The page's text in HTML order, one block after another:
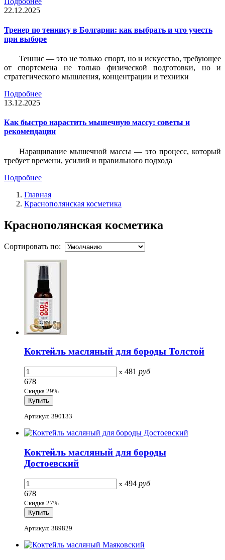
22.12.2025
Тренер по теннису в Болгарии: как выбрать и что учесть
при выборе
Теннис — это не только спорт, но и искусство, требующее
от спортсмена не только физической подготовки, но и
стратегического мышления, концентрации и техники
Подробнее
13.12.2025
Как быстро нарастить мышечную массу: советы и
рекомендации
Наращивание мышечной массы — это процесс, который
требует времени, усилий и правильного подхода
Подробнее
Главная
Краснополянская косметика
Краснополянская косметика
Сортировать по:
Коктейль масляный для бороды Толстой
x 481 руб
678
Скидка 29%
Артикул: 390133
Коктейль масляный для бороды
Достоевский
x 494 руб
678
Скидка 27%
Артикул: 389829